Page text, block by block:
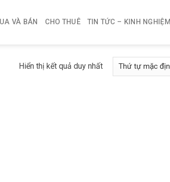
VÀ BÁN CHO THUÊ TIN TỨC – KINH NGHIỆM
Hiển thị kết quả duy nhất